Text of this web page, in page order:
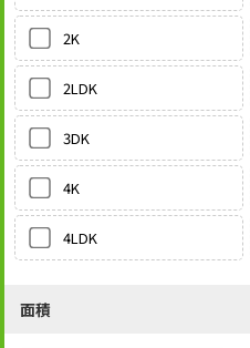
2K
2LDK
3DK
4K
4LDK
面積